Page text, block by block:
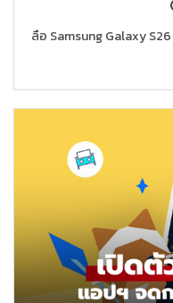
ลือ Samsung Galaxy